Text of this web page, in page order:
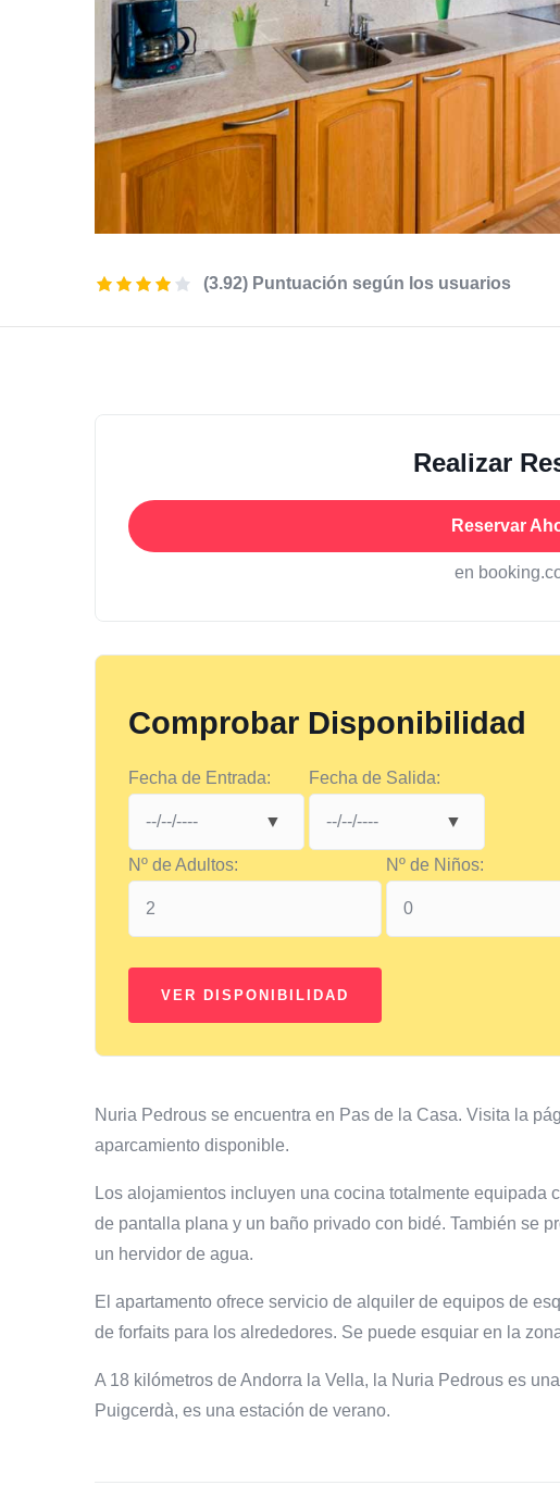
(3.92) Puntuación según los usuarios
Realizar
Reservar
en
Comprobar Disponibilidad
Fecha de Entrada: Fecha de Salida:
Nº de Adultos: Nº de Niños:
Nuria Pedrous se encuentra en Pas de la Casa. Visita la
aparcamiento disponible.
Los alojamientos incluyen una cocina totalmente equipada
de pantalla plana y un baño privado con bidé. También se
un hervidor de agua.
El apartamento ofrece servicio de alquiler de equipos de
de forfaits para los alrededores. Se puede esquiar en la
A 18 kilómetros de Andorra la Vella, la Nuria Pedrous es
Puigcerdà, es una estación de verano.